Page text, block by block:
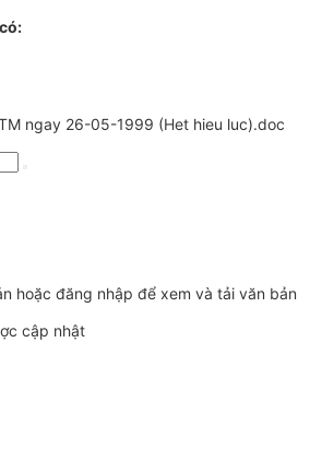
ngay 26-05-1999 (Het hieu luc).doc
hoặc đăng nhập để xem và tải văn bản
cập nhật